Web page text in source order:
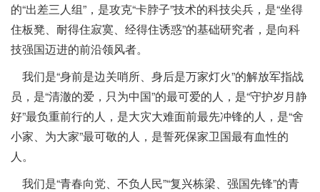
的“出差三人组”，是攻克“卡脖子”技术的科技尖兵，是“坐得
住板凳、耐得住寂寞、经得住诱惑”的基础研究者，是向科
技强国迈进的前沿领风者。
我们是“身前是边关哨所、身后是万家灯火”的解放军指战
员，是“清澈的爱，只为中国”的最可爱的人，是“守护岁月静
好”最负重前行的人，是大灾大难面前最先冲锋的人，是“舍
小家、为大家”最可敬的人，是誓死保家卫国最有血性的
人。
我们是“青春向党、不负人民”“复兴栋梁、强国先锋”的青